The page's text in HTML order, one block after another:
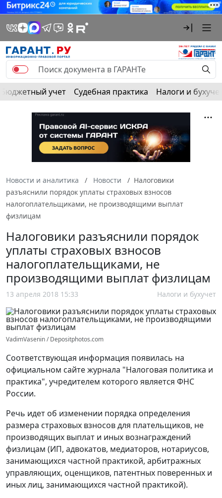
Бюджетный учет Судебная практика Налоги и
Новости и аналитика Новости
Налоговики
разъяснили порядок уплаты страховых взносов
налогоплательщиками, не производящими выплат
физлицам
Налоговики разъяснили порядок
уплаты страховых взносов
налогоплательщиками, не
производящими выплат физлицам
13 апреля 2018 15:33 Налоги и бухучет
VadimVasenin / Depositphotos.com
Соответствующая информация появилась на
официальном сайте журнала "Налоговая политика и
практика", учредителем которого является ФНС
России.
Речь идет об изменении порядка определения
размера страховых взносов для плательщиков, не
производящих выплат и иных вознаграждений
физлицам (ИП, адвокатов, медиаторов, нотариусов,
занимающихся частной практикой, арбитражных
управляющих, оценщиков, патентных поверенных и
иных лиц, занимающихся частной практикой).